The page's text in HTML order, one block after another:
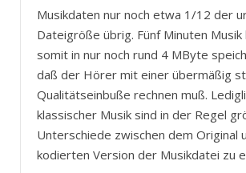
Musikdaten nur noch etwa 1/12 der
Dateigröße übrig. Fünf Minuten Musik
somit in nur noch rund 4 MByte
daß der Hörer mit einer übermäßig
Qualitätseinbuße rechnen muß.
klassischer Musik sind in der Regel
Unterschiede zwischen dem Original
kodierten Version der Musikdatei zu